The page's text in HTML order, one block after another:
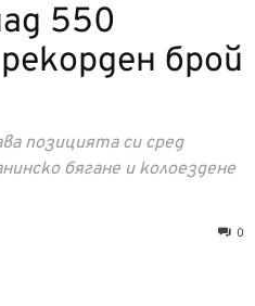
550
брой
позицията си сред
бягане и колоездене
0